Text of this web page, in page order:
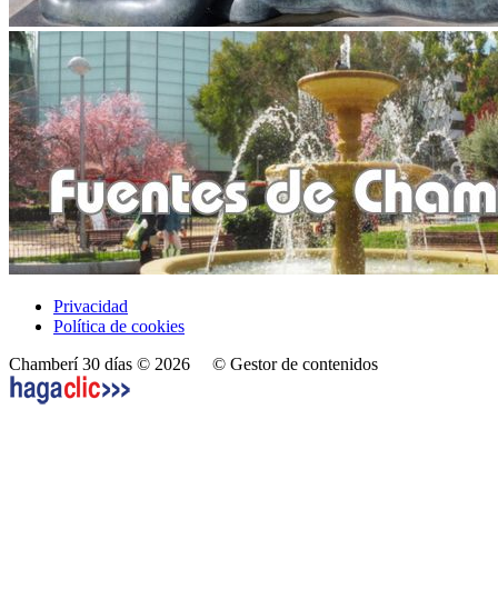
Privacidad
Política de cookies
Chamberí 30 días © 2026 © Gestor de contenidos